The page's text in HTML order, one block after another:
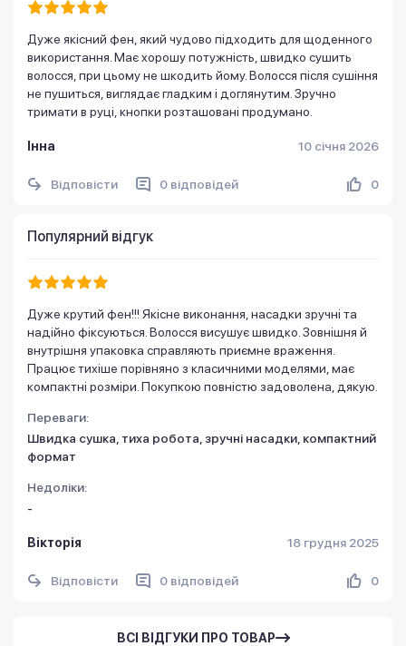
Дуже якісний фен, який чудово підходить для щоденного
використання. Має хорошу потужність, швидко сушить
волосся, при цьому не шкодить йому. Волосся після сушіння
не пушиться, виглядає гладким і доглянутим. Зручно
тримати в руці, кнопки розташовані продумано.
Інна 10 січня 2026
Відповісти 0 відповідей 0
Популярний відгук
Дуже крутий фен!!! Якісне виконання, насадки зручні та
надійно фіксуються. Волосся висушує швидко. Зовнішня й
внутрішня упаковка справляють приємне враження.
Працює тихіше порівняно з класичними моделями, має
компактні розміри. Покупкою повністю задоволена, дякую.
Переваги:
Швидка сушка, тиха робота, зручні насадки, компактний
формат
Недоліки:
-
Вікторія 18 грудня 2025
Відповісти 0 відповідей 0
ВСІ ВІДГУКИ ПРО ТОВАР